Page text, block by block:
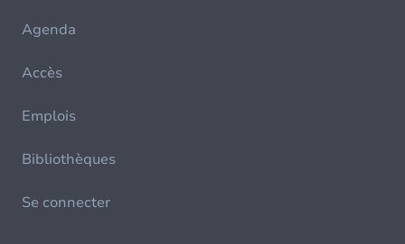
Agenda
Accès
Emplois
Bibliothèques
Se connecter